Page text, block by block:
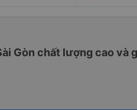
Gòn chất lượng cao và